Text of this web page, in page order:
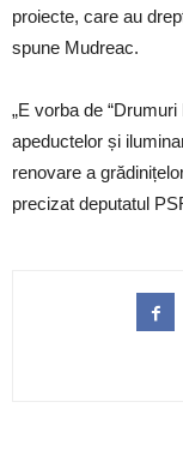
proiecte, care au
spune Mudreac.
„E vorba de
apeductelor și
renovare a
precizat deputatul